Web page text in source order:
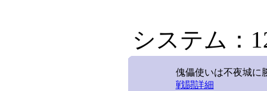
システム：
傀儡使いは不夜城に
戦闘詳細